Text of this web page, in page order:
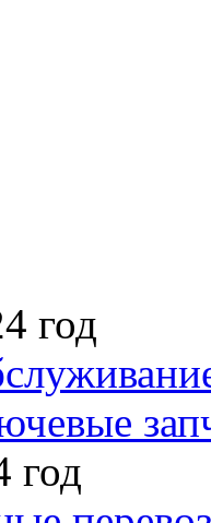
год
год